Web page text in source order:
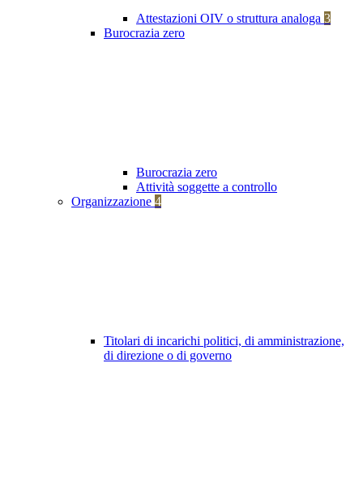
Attestazioni OIV o struttura analoga 3
Burocrazia zero
Burocrazia zero
Attività soggette a controllo
Organizzazione 4
Titolari di incarichi politici, di amministrazione,
di direzione o di governo